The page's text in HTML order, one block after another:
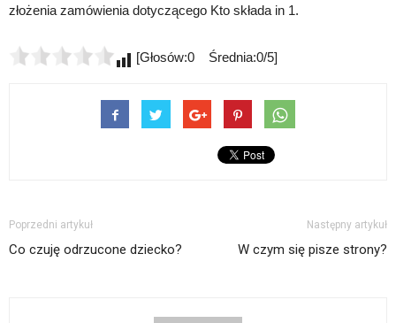
złożenia zamówienia dotyczącego Kto składa in 1.
[Głosów:0 Średnia:0/5]
Poprzedni artykuł
Co czuję odrzucone dziecko?
Następny artykuł
W czym się pisze strony?